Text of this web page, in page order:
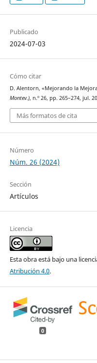
Publicado
2024-07-03
Cómo citar
D. Alentorn, «Mejorando la
Montev.), n.º 26, pp. 265–274, jul.
Más formatos de cita
Número
Núm. 26 (2024)
Sección
Artículos
Licencia
Esta obra está bajo una
Atribución 4.0.
0